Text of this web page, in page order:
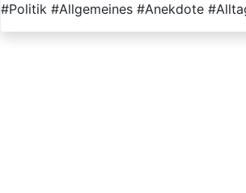
#Politik #Allgemeines #Anekdote